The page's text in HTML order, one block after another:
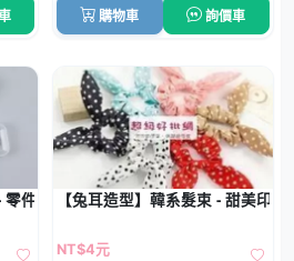
購物車 詢價車
零件藥品飾品【兔耳造型】韓系髮束 - 甜美印花
NT$4元